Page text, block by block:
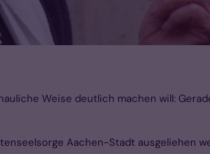
Weise deutlich machen will:
Aachen-Stadt ausgeliehen